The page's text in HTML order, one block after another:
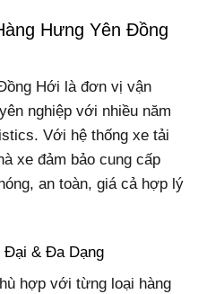
Hưng Yên Đồng
Hới là đơn vị vận
nghiệp với nhiều năm
Với hệ thống xe tải
xe đảm bảo cung cấp
an toàn, giá cả hợp lý
Đại & Đa Dạng
hợp với từng loại hàng